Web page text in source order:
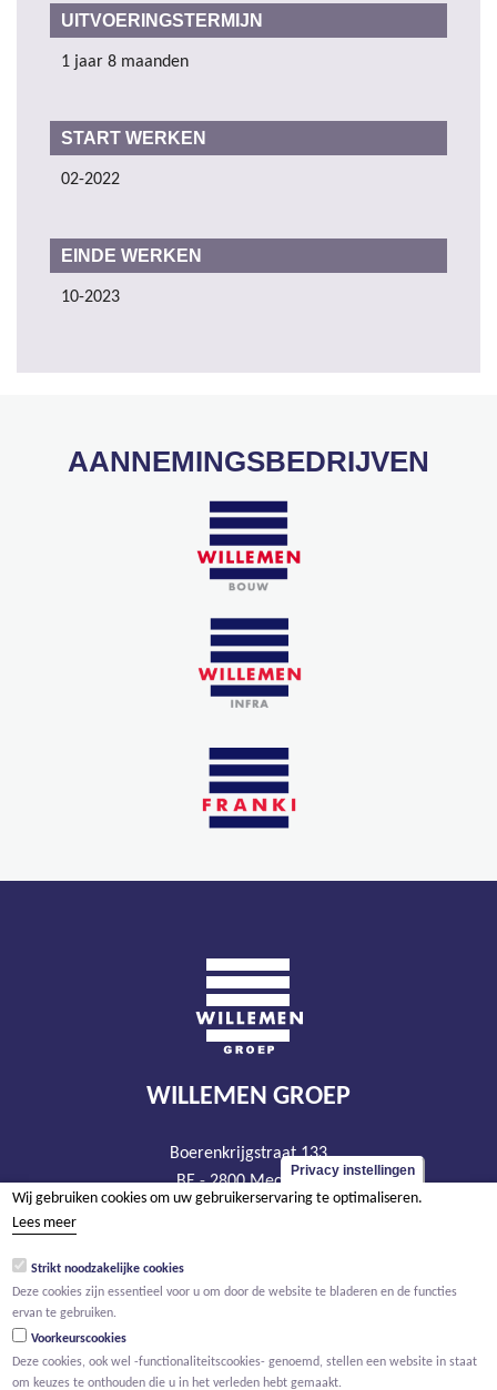
UITVOERINGSTERMIJN
1 jaar 8 maanden
START WERKEN
02-2022
EINDE WERKEN
10-2023
AANNEMINGSBEDRIJVEN
WILLEMEN GROEP
Boerenkrijgstraat 133
BE - 2800 Mechelen
tel +32 15 569 965
BTW BE 0466.256.432
Privacy instellingen
Wij gebruiken cookies om uw gebruikerservaring te optimaliseren.
Lees meer
Strikt noodzakelijke cookies
Deze cookies zijn essentieel voor u om door de website te bladeren en de functies
ervan te gebruiken.
Voorkeurscookies
Deze cookies, ook wel -functionaliteitscookies- genoemd, stellen een website in staat
om keuzes te onthouden die u in het verleden hebt gemaakt.